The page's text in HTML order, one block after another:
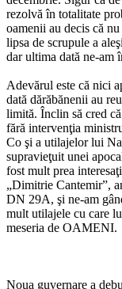
rezolvă în totalitate
oamenii au decis că
lipsa de scrupule a
dar ultima dată ne-am
Adevărul este că nici
dată dărăbănenii au
limită. Înclin să cred
fără intervenţia
Co şi a utilajelor lui
supravieţuit unei
fost mult prea
„Dimitrie Cantemir”,
DN 29A, şi ne-am
mult utilajele cu care
meseria de OAMENI.
Noua guvernare a